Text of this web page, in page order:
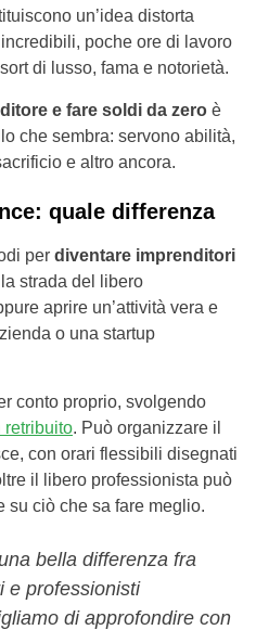
un’idea distorta
poche ore di lavoro
di lusso, fama e notorietà.
e fare soldi da zero è
che sembra: servono abilità,
e altro ancora.
quale differenza
per diventare imprenditori
strada del libero
aprire un’attività vera e
o una startup
conto proprio, svolgendo
retribuito. Può organizzare il
con orari flessibili disegnati
il libero professionista può
su ciò che sa fare meglio.
bella differenza fra
e professionisti
di approfondire con